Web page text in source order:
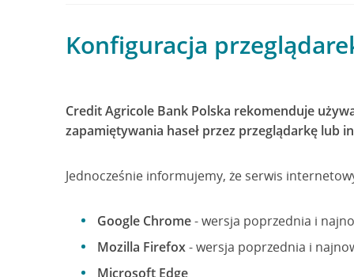
Konfiguracja
Credit Agricole Bank Polska rekomenduje
zapamiętywania haseł przez przeglądarkę lub
Jednocześnie informujemy, że serwis
Google Chrome- wersja poprzednia i
Mozilla Firefox- wersja poprzednia i
Microsoft Edge